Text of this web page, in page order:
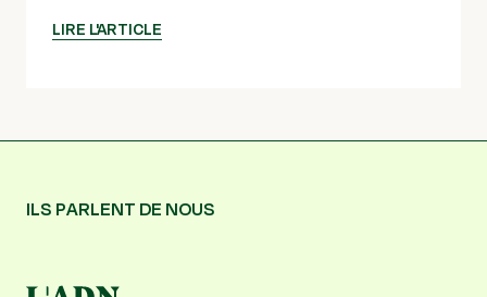
LIRE L'ARTICLE
ILS PARLENT DE NOUS